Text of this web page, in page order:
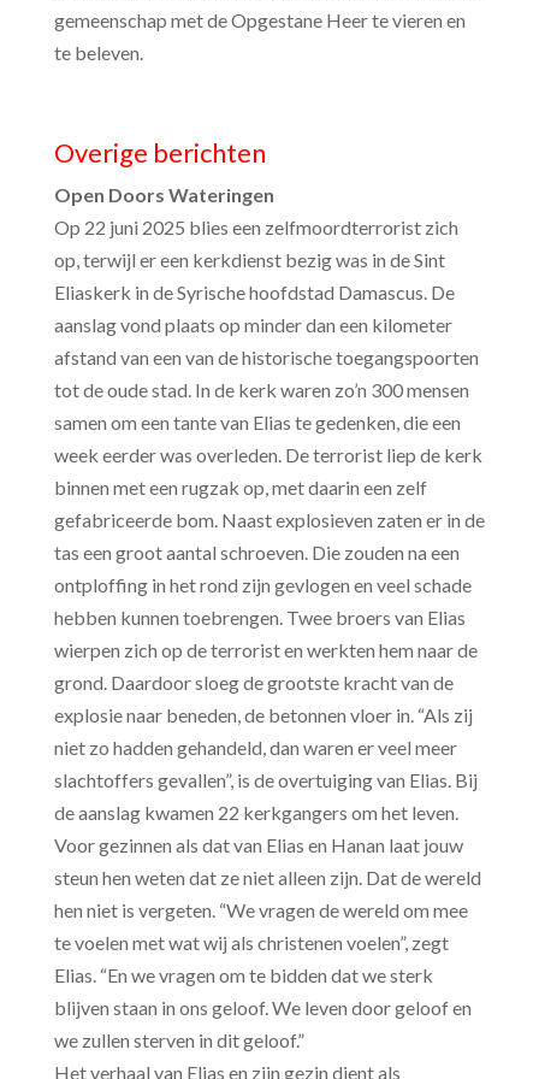
gemeenschap met de Opgestane Heer te vieren en
te beleven.
Overige berichten
Open Doors Wateringen
Op 22 juni 2025 blies een zelfmoordterrorist zich
op, terwijl er een kerkdienst bezig was in de Sint
Eliaskerk in de Syrische hoofdstad Damascus. De
aanslag vond plaats op minder dan een kilometer
afstand van een van de historische toegangspoorten
tot de oude stad. In de kerk waren zo’n 300 mensen
samen om een tante van Elias te gedenken, die een
week eerder was overleden. De terrorist liep de kerk
binnen met een rugzak op, met daarin een zelf
gefabriceerde bom. Naast explosieven zaten er in de
tas een groot aantal schroeven. Die zouden na een
ontploffing in het rond zijn gevlogen en veel schade
hebben kunnen toebrengen. Twee broers van Elias
wierpen zich op de terrorist en werkten hem naar de
grond. Daardoor sloeg de grootste kracht van de
explosie naar beneden, de betonnen vloer in. “Als zij
niet zo hadden gehandeld, dan waren er veel meer
slachtoffers gevallen”, is de overtuiging van Elias. Bij
de aanslag kwamen 22 kerkgangers om het leven.
Voor gezinnen als dat van Elias en Hanan laat jouw
steun hen weten dat ze niet alleen zijn. Dat de wereld
hen niet is vergeten. “We vragen de wereld om mee
te voelen met wat wij als christenen voelen”, zegt
Elias. “En we vragen om te bidden dat we sterk
blijven staan in ons geloof. We leven door geloof en
we zullen sterven in dit geloof.”
Het verhaal van Elias en zijn gezin dient als